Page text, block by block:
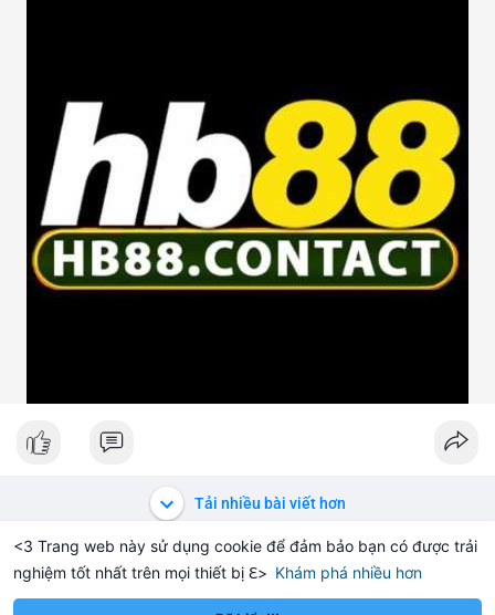
<3 Trang web này sử dụng cookie để đảm bảo bạn có được trải
nghiệm tốt nhất trên mọi thiết bị ℇ> Khám phá nhiều hơn
+0.20% Solana SOL $72.67 -1.21%
Tải nhiều bài viết hơn